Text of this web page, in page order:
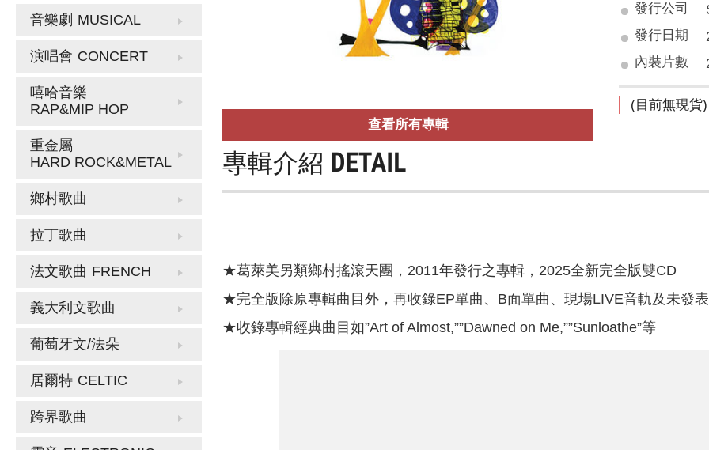
音樂劇 MUSICAL
演唱會 CONCERT
嘻哈音樂
RAP&MIP HOP
重金屬
HARD ROCK&METAL
鄉村歌曲
拉丁歌曲
法文歌曲 FRENCH
義大利文歌曲
葡萄牙文/法朵
居爾特 CELTIC
跨界歌曲
查看所有專輯
發行公司
發行日期
內裝片數
(目前無現貨)
專輯介紹 DETAIL
★葛萊美另類鄉村搖滾天團，2011年發行之專輯，2025全新完全版雙CD
★完全版除原專輯曲目外，再收錄EP單曲、B面單曲、現場LIVE音軌及未發
★收錄專輯經典曲目如”Art of Almost,””Dawned on Me,””Sunloathe”等